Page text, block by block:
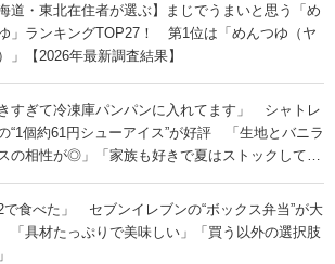
海道・東北在住者が選ぶ】まじでうまいと思う「め
」ランキングTOP27！ 第1位は「めんつゆ（ヤ
」【2026年最新調査結果】
きすぎて冷凍庫パンパンに入れてます」 シャトレ
“1個約61円シューアイス”が好評 「生地とバニラ
の相性が◎」「家族も好きで夏はストックして
2で食べた」 セブンイレブンの“ボックス弁当”が大
具材たっぷりで美味しい」「買う以外の選択肢